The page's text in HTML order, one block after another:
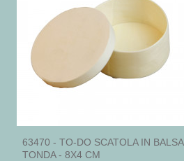
63470 - TO-DO SCATOLA IN BALSA
TONDA - 8X4 CM